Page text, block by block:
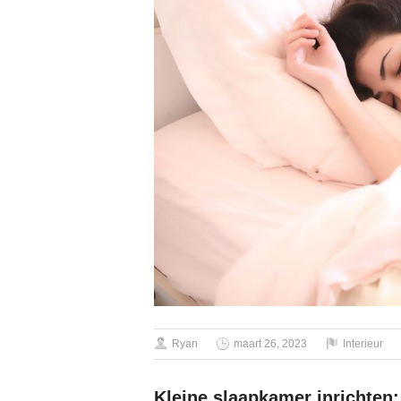
Ryan maart 26, 2023 Interieur